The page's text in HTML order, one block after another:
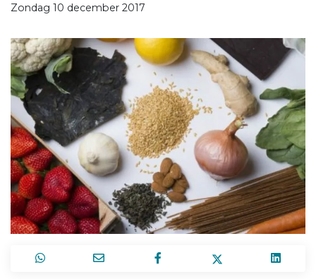
Zondag 10 december 2017